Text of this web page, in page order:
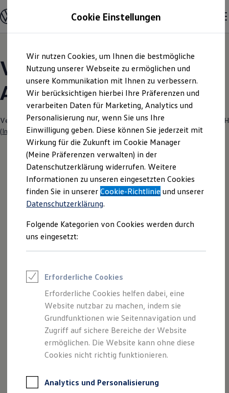
Hauptinhalt
springen
Footer
springen
Modelle und Konfigurator
Konfigurator
Modelle vergleichen
Elektroautos
ENERGY Sondermodelle
Nutzfahrzeuge
SUV und CUV
Familienautos
Kombis
Kompaktwagen
Sportwagen
Schnell verfügbare Fahrzeuge
Angebote und Produkte
Aktuelle Angebote
E-Auto-Förderung
Volkswagen Marktplatz
Die ENERGY Sondermodelle
Junge Gebrauchtwagen und Gebrauchtwagen
Volkswagen Zertifizierte Gebrauchtwagen
Elektromobilität bei Gebrauchtwagen
Saisonangebote
Reifenpakete
Leasing
Leasing-Angebote
Elektroauto Leasing
Kleinwagen-Leasing
Leasing ohne Anzahlung
Finanzierung
Autokredit mit Schlussrate
Versicherungen und Garantien
Kfz-Versicherung
Restschuldversicherungen
Garantien
Professional Class bei Volkswagen
Volkswagen Modelle |
Auto Schmeink Bocholt
Verantwortlich für die Inhalte auf dieser Seite ist die Auto Schmeink GmbH
(Impressum & Rechtliches)
Der Polo
Kompakt, wendig und voller Möglichkeiten.
Entdecken Sie den Polo.
Mehr zum Polo erfahren
Cookie Einstellungen
Wir nutzen Cookies, um Ihnen die bestmögliche
Nutzung unserer Webseite zu ermöglichen und
unsere Kommunikation mit Ihnen zu verbessern.
Wir berücksichtigen hierbei Ihre Präferenzen und
verarbeiten Daten für Marketing, Analytics und
Personalisierung nur, wenn Sie uns Ihre
Einwilligung geben. Diese können Sie jederzeit mit
Wirkung für die Zukunft im Cookie Manager
(Meine Präferenzen verwalten) in der
Datenschutzerklärung widerrufen. Weitere
Informationen zu unseren eingesetzten Cookies
finden Sie in unsererCookie-Richtlinie und unserer
Datenschutzerklärung.
Folgende Kategorien von Cookies werden durch
uns eingesetzt:
Erforderliche Cookies
Erforderliche Cookies helfen dabei, eine
Website nutzbar zu machen, indem sie
Grundfunktionen wie Seitennavigation und
Zugriff auf sichere Bereiche der Website
ermöglichen. Die Website kann ohne diese
Cookies nicht richtig funktionieren.
Analytics und Personalisierung